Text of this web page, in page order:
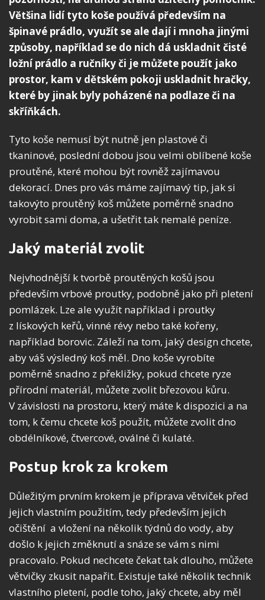
Většina lidí tyto koše používá především na
špinavé prádlo, využít se ale dají i mnoha jinými
způsoby, například se do nich dá uskladnit čisté
ložní prádlo a ručníky či je můžete použít jako
prostor, kam v dětském pokoji uskladnit hračky,
které by jinak byly poházené na podlaze či na
skříňkách.
Tyto koše nemusí být nutně jen plastové či
tkaninové, poslední dobou jsou velmi oblíbené koše
proutěné, které mohou být rovněž zajímavou
dekorací. Dnes pro vás máme zajímavý tip, jak si
takovýto proutěný koš můžete poměrně snadno
vyrobit sami doma, a ušetřit tak nemalé peníze.
Jaký materiál zvolit
Nejvhodnější k tvorbě proutěných košů jsou
především vrbové proutky, podobně jako při pletení
pomlázek. Lze ale využít například i proutky
z lískových keřů, vinné révy nebo také kořeny,
například borovic. Záleží na tom, jaký design chcete,
aby váš výsledný koš měl. Dno koše vyrobíte
poměrně snadno z překližky, pokud chcete ryze
přírodní materiál, můžete zvolit březovou kůru.
V závislosti na prostoru, který máte k dispozici a na
tom, k čemu chcete koš použít, můžete zvolit dno
obdélníkové, čtvercové, oválné či kulaté.
Postup krok za krokem
Důležitým prvním krokem je příprava větviček před
jejich vlastním použitím, tedy především jejich
očištění a vložení na několik týdnů do vody, aby
došlo k jejich změknutí a snáze se vám s nimi
pracovalo. Pokud nechcete čekat tak dlouho, můžete
větvičky zkusit napařit. Existuje také několik technik
vlastního pletení, podle toho, jaký chcete, aby měl